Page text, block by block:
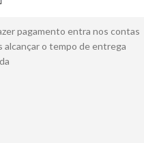
pagamento entra nos contas
alcançar o tempo de entrega